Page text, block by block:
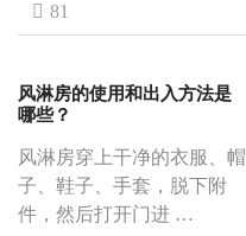
81
风淋房的使用和出入方法是
哪些？
风淋房穿上干净的衣服、帽
子、鞋子、手套，脱下附
件，然后打开门进 …